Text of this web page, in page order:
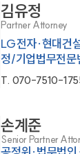
김유정
Partner Attorney
LG전자·현대건
정/기업법무전문
T. 070-7510-
손계준
Senior Partner